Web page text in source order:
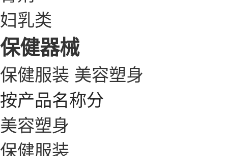
妇乳类
保健器械
保健服装 美容塑身
按产品名称分
美容塑身
保健服装